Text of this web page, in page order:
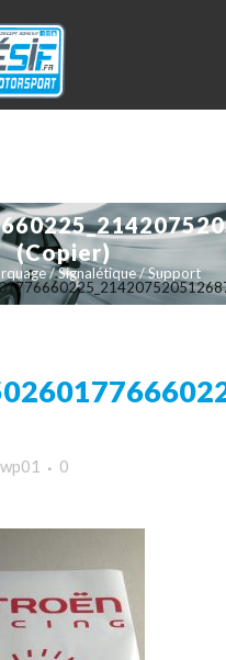
(Copier)
/ Signalétique / Support
0